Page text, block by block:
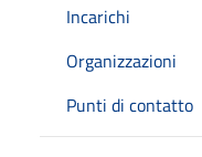
Incarichi
Organizzazioni
Punti di contatto